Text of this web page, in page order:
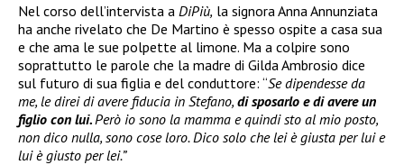
Nel corso dell’intervista a DiPiù, la signora Anna Annunziata
ha anche rivelato che De Martino è spesso ospite a casa sua
e che ama le sue polpette al limone. Ma a colpire sono
soprattutto le parole che la madre di Gilda Ambrosio dice
sul futuro di sua figlia e del conduttore: “Se dipendesse da
me, le direi di avere fiducia in Stefano, di sposarlo e di avere un
figlio con lui. Però io sono la mamma e quindi sto al mio posto,
non dico nulla, sono cose loro. Dico solo che lei è giusta per lui e
lui è giusto per lei.”